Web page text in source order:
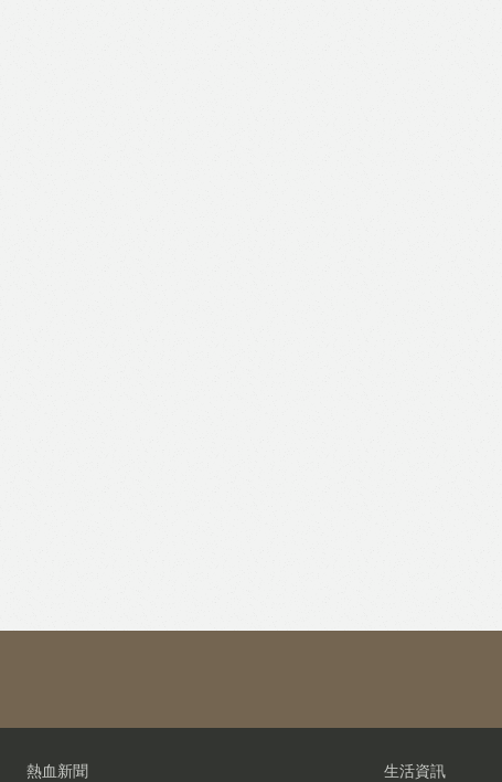
熱血新聞
生活資訊